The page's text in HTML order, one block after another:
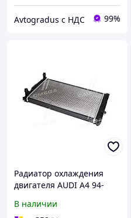
Avtogradus с НДС 99%
Радиатор охлаждения
двигателя AUDI A4 94-
В наличии